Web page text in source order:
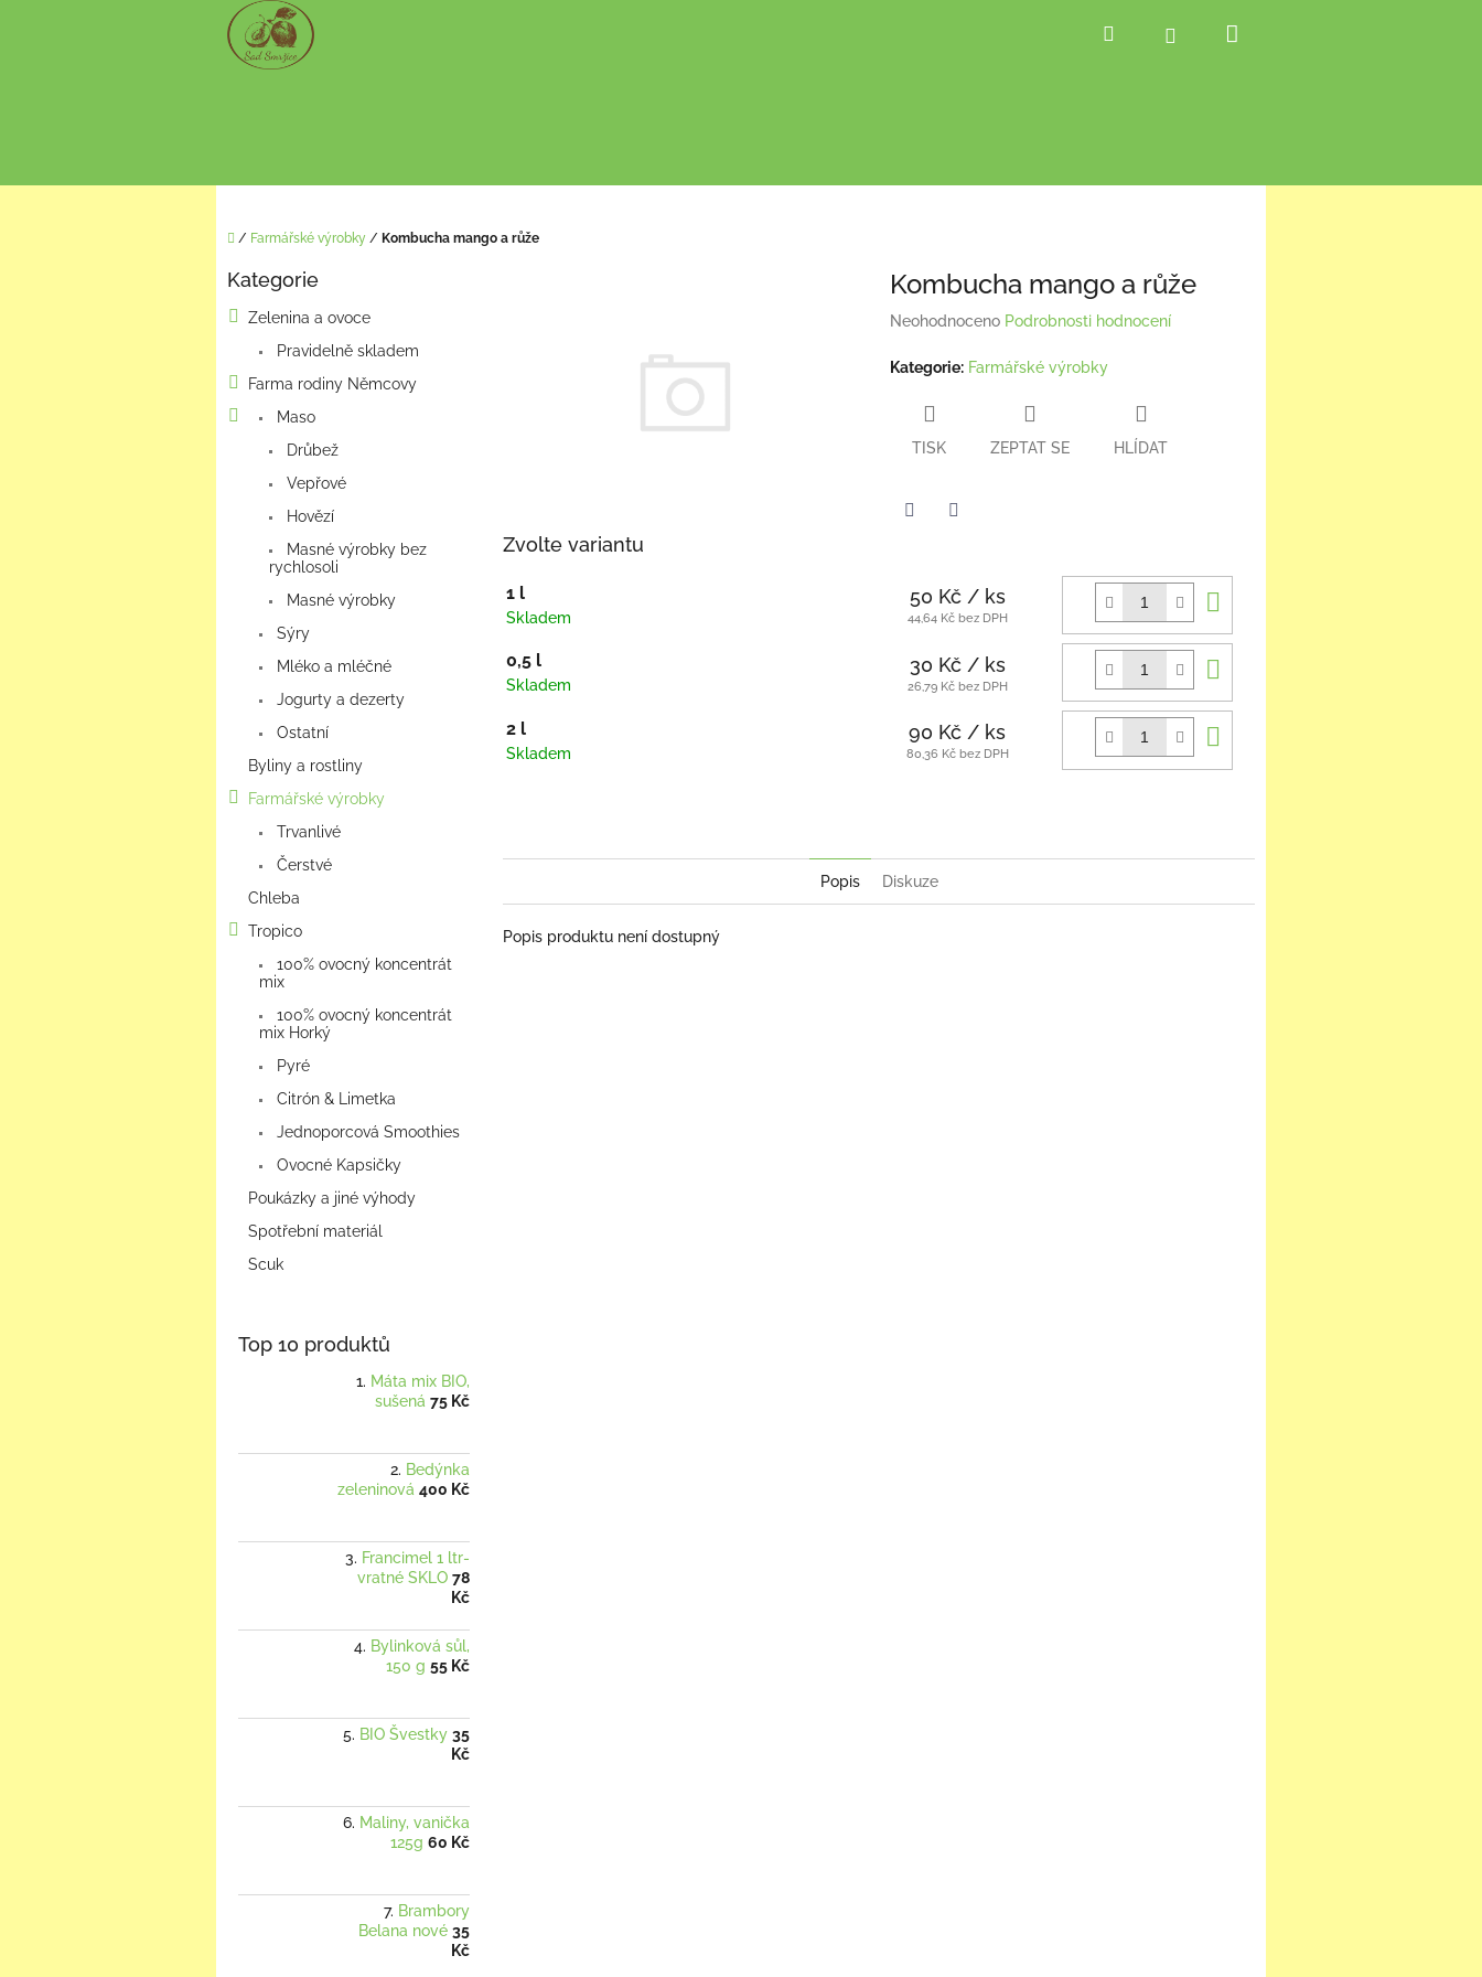
Hledat Přihlášení
Domů
/ Farmářské výrobky / Kombucha mango a růže
Přeskočit
Kategorie
Zelenina a ovoce
Pravidelně skladem
Farma rodiny Němcovy
Maso
Drůbež
Vepřové
Hovězí
Masné výrobky bez
rychlosoli
Masné výrobky
Sýry
Mléko a mléčné
Jogurty a dezerty
Ostatní
Byliny a rostliny
Farmářské výrobky
Trvanlivé
Čerstvé
Chleba
Tropico
100% ovocný koncentrát
mix
100% ovocný koncentrát
mix Horký
Pyré
Citrón & Limetka
Jednoporcová Smoothies
Ovocné Kapsičky
Poukázky a jiné výhody
Spotřební materiál
Scuk
Top 10 produktů
Máta mix BIO,
sušená 75 Kč
Bedýnka
zeleninová 400 Kč
Francimel 1 ltr-
vratné SKLO 78
Kč
Bylinková sůl,
150 g 55 Kč
BIO Švestky 35
Kč
Maliny, vanička
125g 60 Kč
Brambory
Belana nové 35
Kč
Kombucha mango a růže
Průměrné
produktu
Neohodnoceno Podrobnosti hodnocení
Kategorie: Farmářské výrobky
TISK ZEPTAT SE HLÍDAT
Zvolte variantu
1 l
Skladem
50 Kč / ks
44,64 Kč bez DPH
košíku
0,5 l
Skladem
30 Kč / ks
26,79 Kč bez DPH
košíku
2 l
Skladem
90 Kč / ks
80,36 Kč bez DPH
košíku
Popis Diskuze
Popis produktu není dostupný